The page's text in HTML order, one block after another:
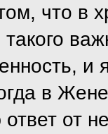
что в
в
от